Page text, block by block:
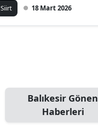
Siirt 18 Mart 2026
Balıkesir Gönen
Haberleri